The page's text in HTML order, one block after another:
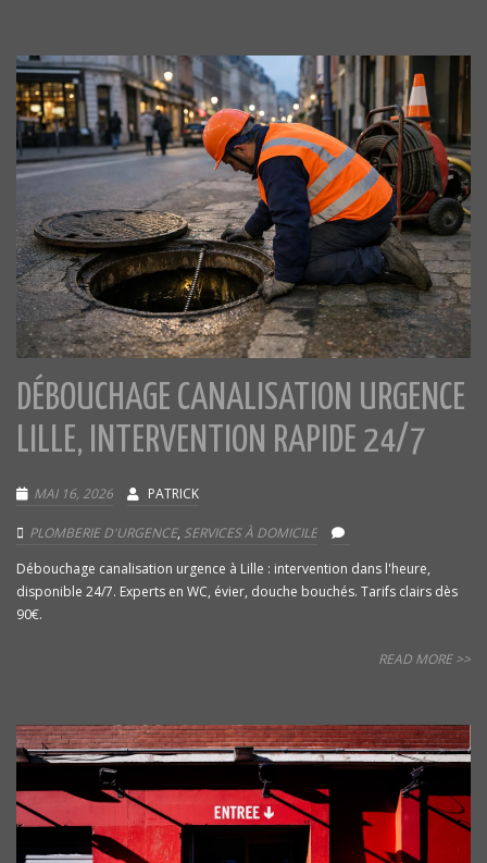
DÉBOUCHAGE CANALISATION URGENCE
LILLE, INTERVENTION RAPIDE 24/7
MAI 16, 2026 PATRICK
PLOMBERIE D'URGENCE, SERVICES À DOMICILE
Débouchage canalisation urgence à Lille : intervention dans l'heure,
disponible 24/7. Experts en WC, évier, douche bouchés. Tarifs clairs dès
90€.
READ MORE >>